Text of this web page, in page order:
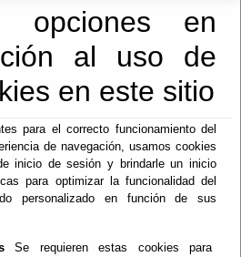
opciones en
al uso de
en este sitio
para el correcto funcionamiento del
de navegación, usamos cookies
inicio de sesión y brindarle un inicio
para optimizar la funcionalidad del
personalizado en función de sus
Se requieren estas cookies para
Diputación